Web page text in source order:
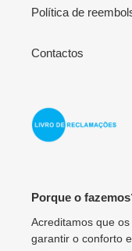
Política de
Contactos
Porque o
Acreditamos que
garantir o conforto